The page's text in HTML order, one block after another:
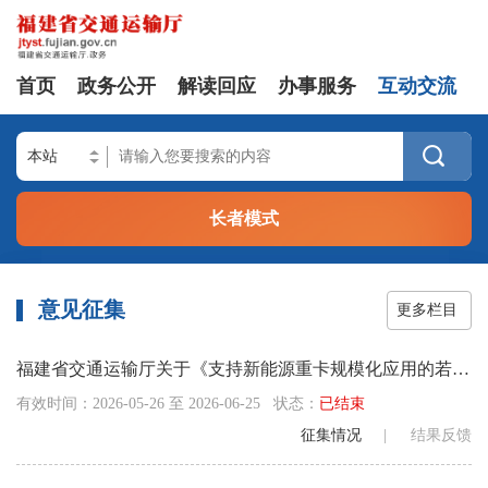
首页 政务公开 解读回应 办事服务 互动交流

长者模式
意见征集 更多栏目
征集情况 结果反馈
福建省交通运输厅关于《支持新能源重卡规模化应用的若干措施（征求意见稿）》的意见征集
有效时间： 2026-05-26 至 2026-06-25 状态： 已结束